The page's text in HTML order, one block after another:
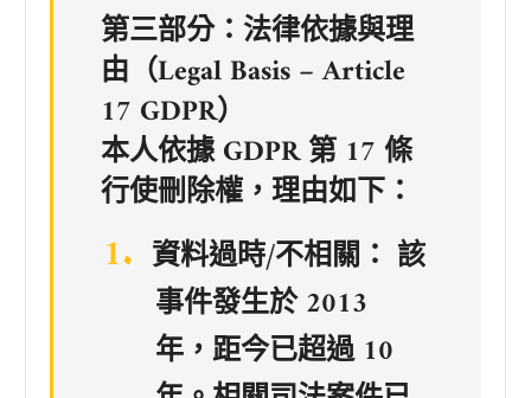
第三部分：法律依據與理
由（Legal Basis – Article
17 GDPR）
本人依據 GDPR 第 17 條
行使刪除權，理由如下：
資料過時/不相關： 該
事件發生於 2013
年，距今已超過 10